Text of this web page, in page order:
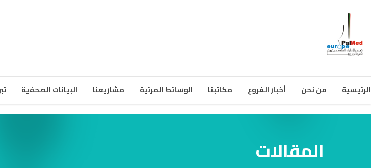
الرئيسية من نحن أخبار الفروع مكاتبنا الوسائط المرئية مشاريعنا البيانات الصحفية
المقالات